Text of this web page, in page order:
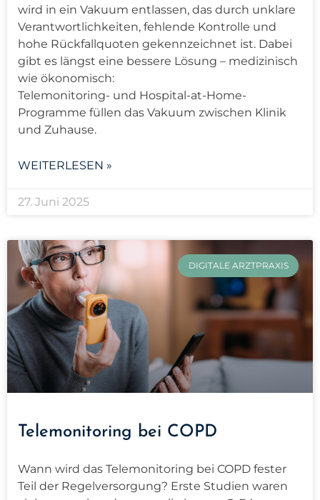
wird in ein Vakuum entlassen, das durch unklare
Verantwortlichkeiten, fehlende Kontrolle und
hohe Rückfallquoten gekennzeichnet ist. Dabei
gibt es längst eine bessere Lösung – medizinisch
wie ökonomisch:
Telemonitoring- und Hospital-at-Home-
Programme füllen das Vakuum zwischen Klinik
und Zuhause.
WEITERLESEN »
27. Juni 2025
DIGITALE ARZTPRAXIS
Telemonitoring bei COPD
Wann wird das Telemonitoring bei COPD fester
Teil der Regelversorgung? Erste Studien waren